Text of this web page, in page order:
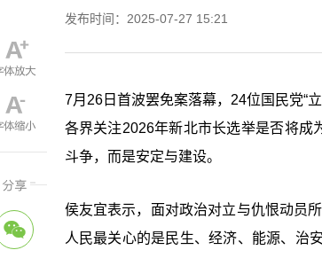
发布时间：2025-07-27 15:21
7月26日首波罢免案落幕，24位国民党“
各界关注2026年新北市长选举是否将成
斗争，而是安定与建设。
侯友宜表示，面对政治对立与仇恨动员
人民最关心的是民生、经济、能源、治